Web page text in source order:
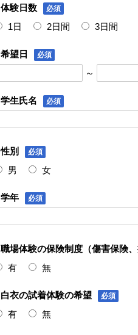
体験日数 必須
1日 2日間 3日間
希望日 必須
～
学生氏名 必須
性別 必須
男 女
学年 必須
職場体験の保険制度（傷害保険
有 無
白衣の試着体験の希望 必須
有 無